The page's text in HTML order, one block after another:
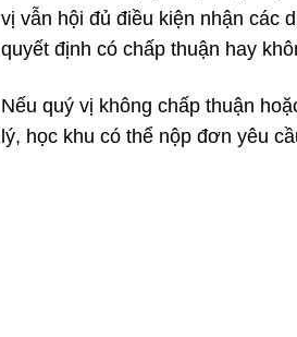
vị vẫn hội đủ điều kiện nhận các
quyết định có chấp thuận hay
Nếu quý vị không chấp thuận
lý, học khu có thể nộp đơn yêu